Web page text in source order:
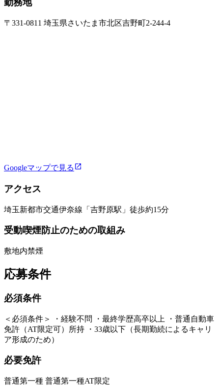
勤務地
〒331-0811 埼玉県さいたま市北区吉野町2-244-4
Googleマップで見る
アクセス
埼玉新都市交通伊奈線「吉野原駅」徒歩約15分
受動喫煙防止のための取組み
敷地内禁煙
応募条件
必須条件
＜必須条件＞ ・経験不問 ・最終学歴高卒以上 ・普通自動車
免許（AT限定可）所持 ・33歳以下（長期勤続によるキャリ
ア形成のため）
必要免許
普通第一種 普通第一種AT限定